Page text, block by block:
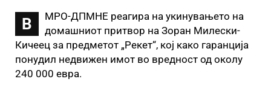
В
МРО-ДПМНЕ реагира на укинувањето на
домашниот притвор на Зоран Милески-
Кичеец за предметот „Рекет“, кој како гаранција
понудил недвижен имот во вредност од околу
240 000 евра.